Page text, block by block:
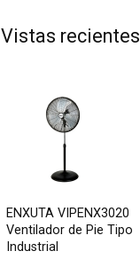
Vistas recientes
ENXUTA VIPENX3020
Ventilador de Pie Tipo
Industrial